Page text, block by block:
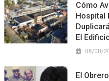
Cómo
Hospital
El
08/08/
El